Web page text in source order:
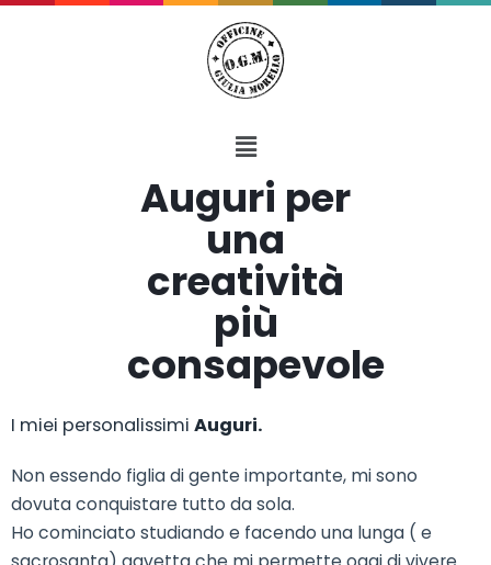
Auguri per
una
creatività
più
consapevole
I miei personalissimi Auguri.
Non essendo figlia di gente importante, mi sono
dovuta conquistare tutto da sola.
Ho cominciato studiando e facendo una lunga ( e